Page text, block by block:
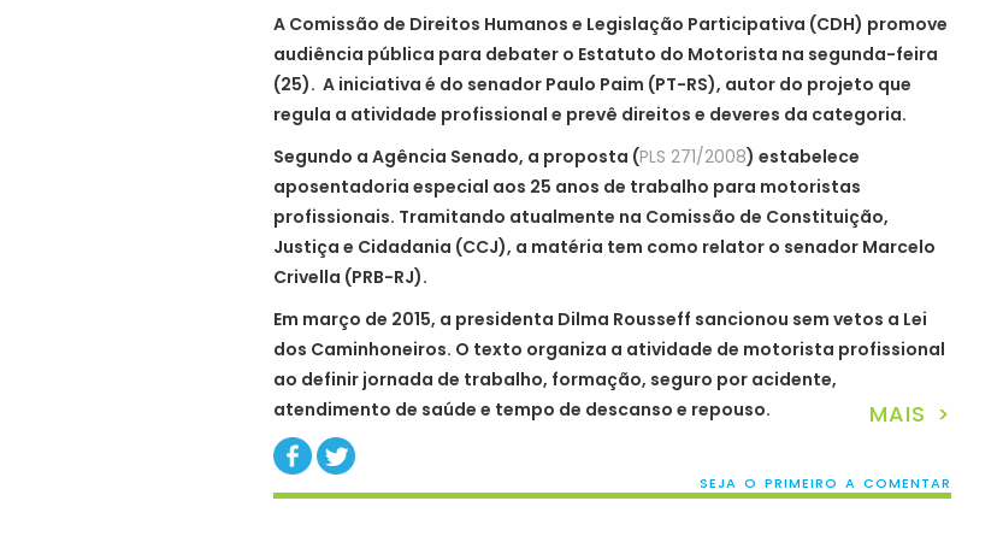
A Comissão de Direitos Humanos e Legislação Participativa (CDH) promove
audiência pública para debater o Estatuto do Motorista na segunda-feira
(25). A iniciativa é do senador Paulo Paim (PT-RS), autor do projeto que
regula a atividade profissional e prevê direitos e deveres da categoria.
Segundo a Agência Senado, a proposta (PLS 271/2008) estabelece
aposentadoria especial aos 25 anos de trabalho para motoristas
profissionais. Tramitando atualmente na Comissão de Constituição,
Justiça e Cidadania (CCJ), a matéria tem como relator o senador Marcelo
Crivella (PRB-RJ).
Em março de 2015, a presidenta Dilma Rousseff sancionou sem vetos a Lei
dos Caminhoneiros. O texto organiza a atividade de motorista profissional
ao definir jornada de trabalho, formação, seguro por acidente,
atendimento de saúde e tempo de descanso e repouso.
MAIS >
SEJA O PRIMEIRO A COMENTAR